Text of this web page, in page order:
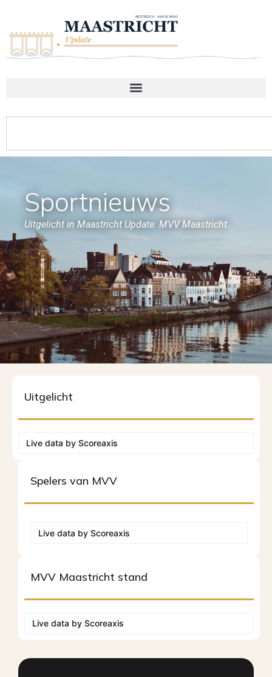
Sportnieuws
Uitgelicht in Maastricht Update: MVV Maastricht.
Uitgelicht
Live data by Scoreaxis
Spelers van MVV
Live data by Scoreaxis
MVV Maastricht stand
Live data by Scoreaxis